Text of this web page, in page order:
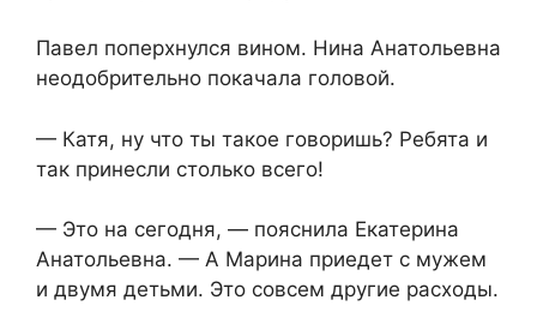
Павел поперхнулся вином. Нина Анатольевна
неодобрительно покачала головой.
— Катя, ну что ты такое говоришь? Ребята и
так принесли столько всего!
— Это на сегодня, — пояснила Екатерина
Анатольевна. — А Марина приедет с мужем
и двумя детьми. Это совсем другие расходы.